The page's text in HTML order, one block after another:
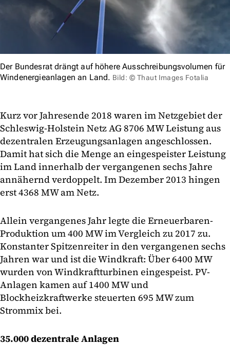
Der Bundesrat drängt auf höhere Ausschreibungsvolumen für
Windenergieanlagen an Land. Bild: © Thaut Images Fotalia
Kurz vor Jahresende 2018 waren im Netzgebiet der
Schleswig-Holstein Netz AG 8706 MW Leistung aus
dezentralen Erzeugungsanlagen angeschlossen.
Damit hat sich die Menge an eingespeister Leistung
im Land innerhalb der vergangenen sechs Jahre
annähernd verdoppelt. Im Dezember 2013 hingen
erst 4368 MW am Netz.
Allein vergangenes Jahr legte die Erneuerbaren-
Produktion um 400 MW im Vergleich zu 2017 zu.
Konstanter Spitzenreiter in den vergangenen sechs
Jahren war und ist die Windkraft: Über 6400 MW
wurden von Windkraftturbinen eingespeist. PV-
Anlagen kamen auf 1400 MW und
Blockheizkraftwerke steuerten 695 MW zum
Strommix bei.
35.000 dezentrale Anlagen